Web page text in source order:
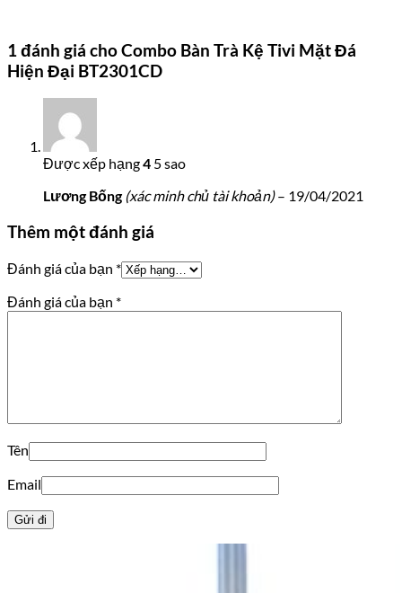
1 đánh giá choCombo Bàn Trà Kệ Tivi Mặt Đá
Hiện Đại BT2301CD
Được xếp hạng4 5 sao
Lương Bống(xác minh chủ tài khoản) – 19/04/2021
Thêm một đánh giá
Đánh giá của bạn *
Đánh giá của bạn *
Tên
Email